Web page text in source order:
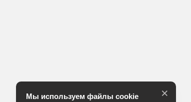
Мы используем файлы cookie ×